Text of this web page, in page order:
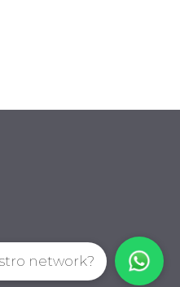
network?